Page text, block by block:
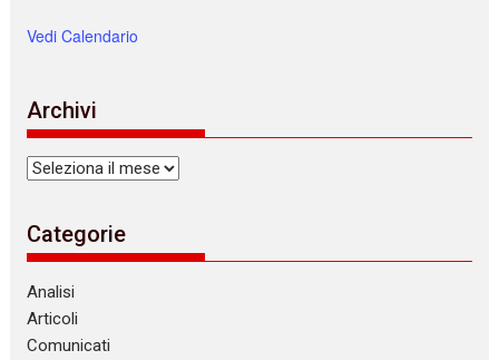
Vedi Calendario
Archivi
Archivi
Categorie
Analisi
Articoli
Comunicati